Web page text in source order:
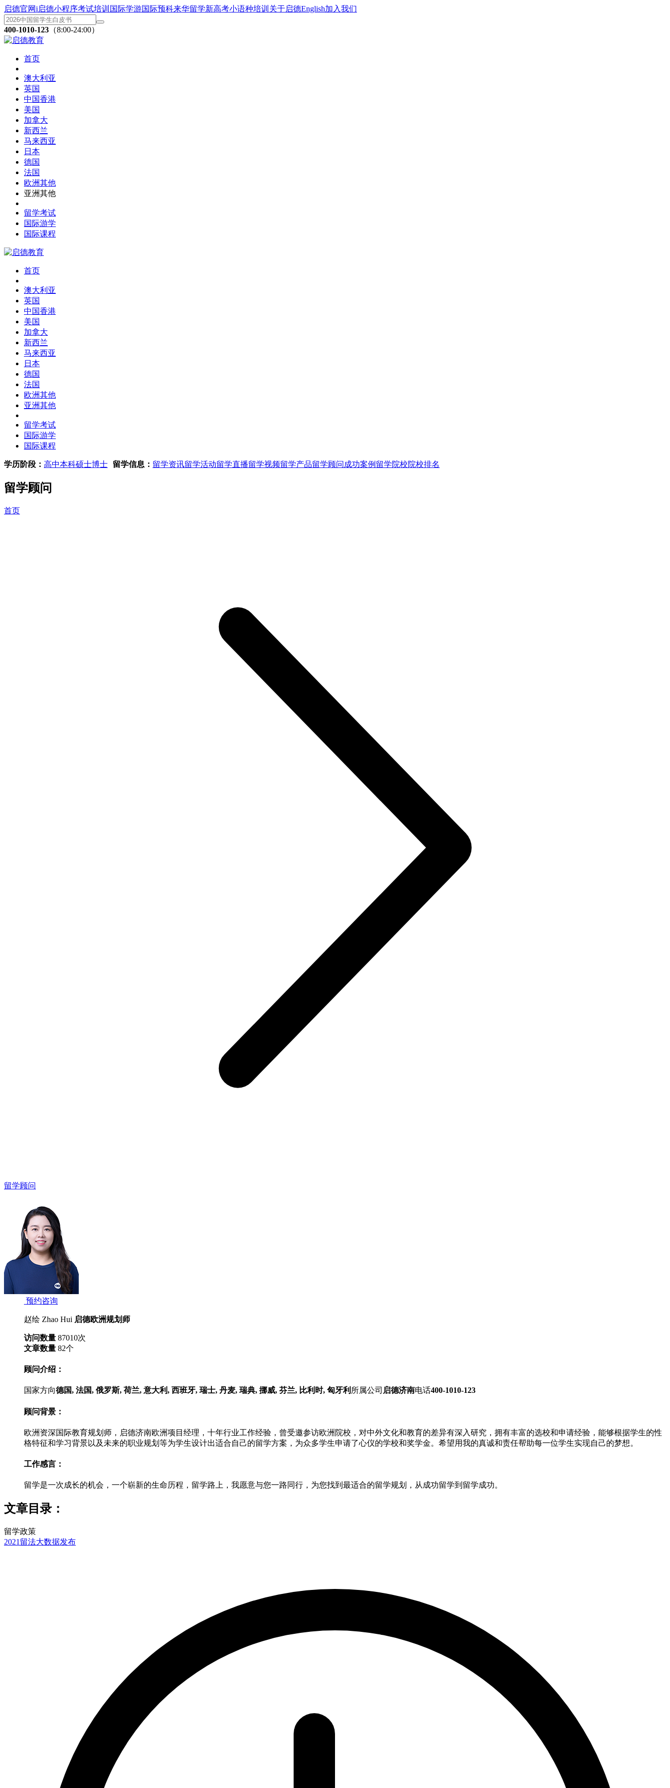
启德官网i启德小程序考试培训 国际学游国际预科来华留学新高考小语种培训 关于启德English加入我们
400-1010-123 （8:00-24:00）
首页
澳大利亚
英国
中国香港
美国
加拿大
新西兰
马来西亚
日本
德国
法国
欧洲其他
亚洲其他
留学考试
国际游学
国际课程
首页
澳大利亚
英国
中国香港
美国
加拿大
新西兰
马来西亚
日本
德国
法国
欧洲其他
亚洲其他
留学考试
国际游学
国际课程
学历阶段： 高中本科硕士博士 留学信息： 留学资讯留学活动留学直播留学视频留学产品留学顾问 成功案例 留学院校院校排名
留学顾问
首页
留学顾问
预约咨询
赵绘 Zhao Hui 启德欧洲规划师
访问数量 87010次
文章数量 82个
顾问介绍：
国家方向德国, 法国, 俄罗斯, 荷兰, 意大利, 西班牙, 瑞士, 丹麦, 瑞典, 挪威, 芬兰, 比利时, 匈牙利 所属公司 启德济南电话400-1010-123
顾问背景：
欧洲资深国际教育规划师，启德济南欧洲项目经理，十年行业工作经验，曾受邀参访欧洲院校，对中外文化和教育的差异有深入研究，拥有丰富的选校和申请经验，能够根据学生的性
格特征和学习背景以及未来的职业规划等为学生设计出适合自己的留学方案，为众多学生申请了心仪的学校和奖学金。希望用我的真诚和责任帮助每一位学生实现自己的梦想。
工作感言：
留学是一次成长的机会，一个崭新的生命历程，留学路上，我愿意与您一路同行，为您找到最适合的留学规划，从成功留学到留学成功。
文章目录：
留学政策
2021留法大数据发布